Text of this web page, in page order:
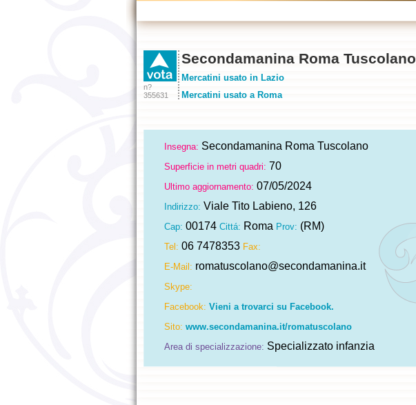
n?
355631
Secondamanina Roma Tuscolano
Mercatini usato in Lazio
Mercatini usato a Roma
Insegna: Secondamanina Roma Tuscolano
Superficie in metri quadri: 70
Ultimo aggiornamento: 07/05/2024
Indirizzo: Viale Tito Labieno, 126
Cap: 00174 Cittá: Roma Prov: (RM)
Tel: 06 7478353 Fax:
E-Mail: romatuscolano@secondamanina.it
Skype:
Facebook: Vieni a trovarci su Facebook.
Sito: www.secondamanina.it/romatuscolano
Area di specializzazione: Specializzato infanzia